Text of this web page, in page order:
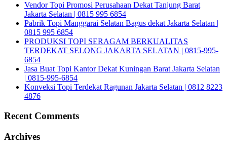
Vendor Topi Promosi Perusahaan Dekat Tanjung Barat
Jakarta Selatan | 0815 995 6854
Pabrik Topi Manggarai Selatan Bagus dekat Jakarta Selatan |
0815 995 6854
PRODUKSI TOPI SERAGAM BERKUALITAS
TERDEKAT SELONG JAKARTA SELATAN | 0815-995-
6854
Jasa Buat Topi Kantor Dekat Kuningan Barat Jakarta Selatan
| 0815-995-6854
Konveksi Topi Terdekat Ragunan Jakarta Selatan | 0812 8223
4876
Recent Comments
Archives